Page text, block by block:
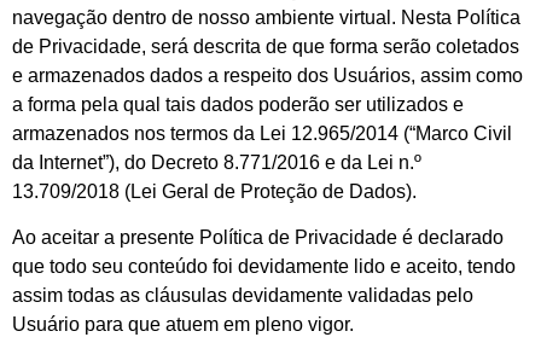
navegação dentro de nosso ambiente virtual. Nesta Política
de Privacidade, será descrita de que forma serão coletados
e armazenados dados a respeito dos Usuários, assim como
a forma pela qual tais dados poderão ser utilizados e
armazenados nos termos da Lei 12.965/2014 (“Marco Civil
da Internet”), do Decreto 8.771/2016 e da Lei n.º
13.709/2018 (Lei Geral de Proteção de Dados).
Ao aceitar a presente Política de Privacidade é declarado
que todo seu conteúdo foi devidamente lido e aceito, tendo
assim todas as cláusulas devidamente validadas pelo
Usuário para que atuem em pleno vigor.